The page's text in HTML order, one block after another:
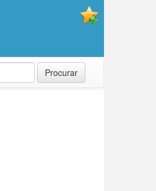
Procurar